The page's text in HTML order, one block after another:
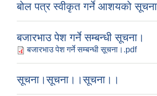
बोल पत्र स्वीकृत गर्ने आशयको
बजारभाउ पेश गर्ने सम्बन्धी सूचना।
बजारभाउ पेश गर्ने सम्बन्धी सूचना।.pdf
सूचना।सूचना।।सूचना।।